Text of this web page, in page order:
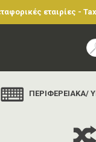
εταιρίες -
ΠΕΡΙΦΕΡΕΙΑΚΑ/